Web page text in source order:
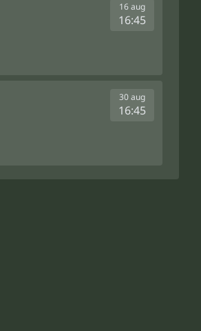
16 aug
16:45
30 aug
16:45